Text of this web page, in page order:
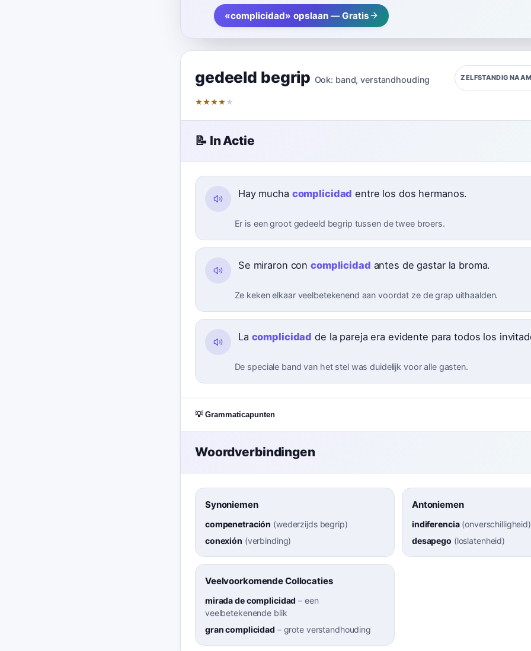
«complicidad» opslaan — Gratis
gedeeld begrip Ook: band,verstandhouding ZELFSTANDIG
★★★★ ★
📝 In Actie
Hay mucha complicidad entre los dos hermanos.
Er is een groot gedeeld begrip tussen de twee broers.
Se miraron concomplicidad antes de gastar la broma.
Ze keken elkaar veelbetekenend aan voordat ze de grap uithaalden.
La complicidad de la pareja era evidente para todos los
De speciale band van het stel was duidelijk voor alle gasten.
💡 Grammaticapunten
Woordverbindingen
Synoniemen
compenetración (wederzijds begrip)
conexión (verbinding)
Antoniemen
indiferencia(onverschilligheid)
desapego (loslatenheid)
Veelvoorkomende Collocaties
mirada de complicidad – een
veelbetekenende blik
gran complicidad – grote verstandhouding